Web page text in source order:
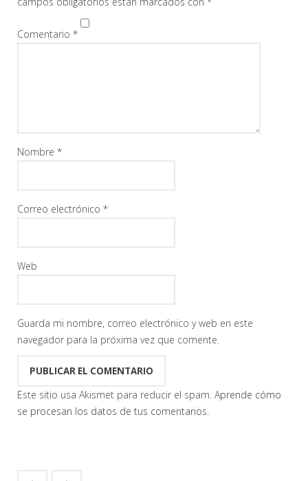
Comentario *
Nombre *
Correo electrónico *
Web
Guarda mi nombre, correo electrónico y web en este
navegador para la próxima vez que comente.
Este sitio usa Akismet para reducir el spam. Aprende cómo
se procesan los datos de tus comentarios.